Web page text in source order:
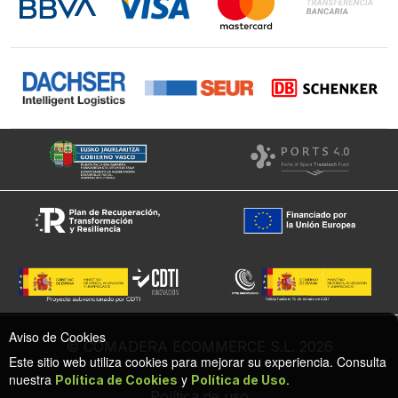
Facebook
© COMADERA ECOMMERCE S.L. 2026
Aviso de Cookies
Este sitio web utiliza cookies para mejorar su experiencia. Consulta
nuestra Política de Cookies y Política de Uso.